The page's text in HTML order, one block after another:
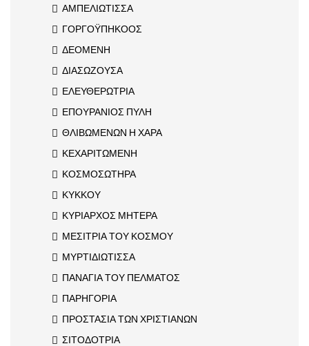
ΑΜΠΕΛΙΩΤΙΣΣΑ
ΓΟΡΓΟΫΠΗΚΟΟΣ
ΔΕΟΜΕΝΗ
ΔΙΑΣΩΖΟΥΣΑ
ΕΛΕΥΘΕΡΩΤΡΙΑ
ΕΠΟΥΡΑΝΙΟΣ ΠΥΛΗ
ΘΛΙΒΩΜΕΝΩΝ Η ΧΑΡΑ
ΚΕΧΑΡΙΤΩΜΕΝΗ
ΚΟΣΜΟΣΩΤΗΡΑ
ΚΥΚΚΟΥ
ΚΥΡΙΑΡΧΟΣ ΜΗΤΕΡΑ
ΜΕΣΙΤΡΙΑ ΤΟΥ ΚΟΣΜΟΥ
ΜΥΡΤΙΔΙΩΤΙΣΣΑ
ΠΑΝΑΓΙΑ ΤΟΥ ΠΕΛΜΑΤΟΣ
ΠΑΡΗΓΟΡΙΑ
ΠΡΟΣΤΑΣΙΑ ΤΩΝ ΧΡΙΣΤΙΑΝΩΝ
ΣΙΤΟΔΟΤΡΙΑ